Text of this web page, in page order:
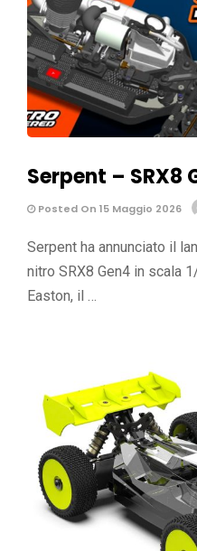
Serpent – SRX8
Posted On 15 Maggio 2026
Serpent ha annunciato il
nitro SRX8 Gen4 in scala
Easton, il …